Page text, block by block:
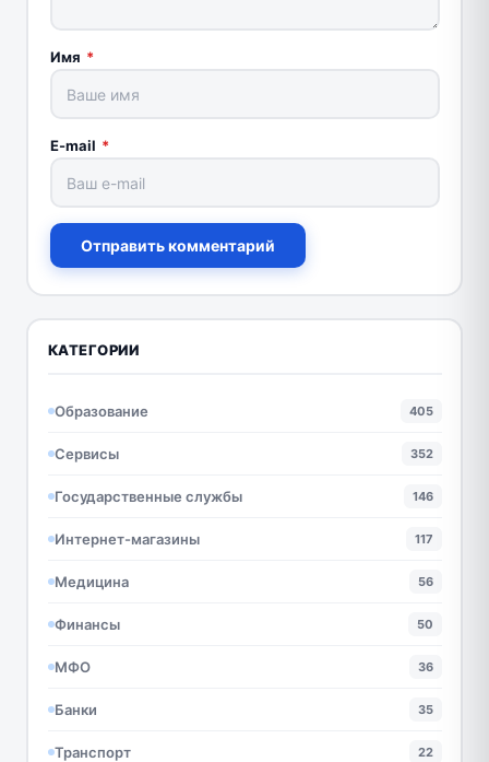
Имя *
E-mail *
Отправить комментарий
КАТЕГОРИИ
Образование 405
Сервисы 352
Государственные службы 146
Интернет-магазины 117
Медицина 56
Финансы 50
МФО 36
Банки 35
Транспорт 22